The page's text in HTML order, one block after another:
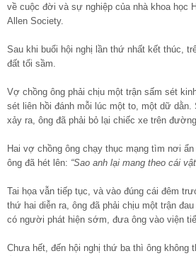
về cuộc đời và sự nghiệp của nhà khoa học
Allen Society.
Sau khi buổi hội nghị lần thứ nhất kết thúc,
đất tối sầm.
Vợ chồng ông phải chịu một trận sấm sét
sét liên hồi đánh mỗi lúc một to, một dữ
xảy ra, ông đã phải bỏ lại chiếc xe trên
Hai vợ chồng ông chạy thục mạng tìm nơi
ông đã hét lên: “Sao anh lại mang theo cái
Tai họa vẫn tiếp tục, và vào đúng cái đêm
thứ hai diễn ra, ông đã phải chịu một trận
có người phát hiện sớm, đưa ông vào viện
Chưa hết, đến hội nghị thứ ba thì ông không